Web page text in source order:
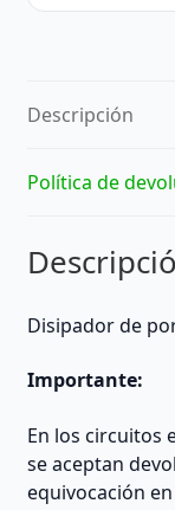
Descripción
Política de
Disipador de
Importante:
En los circuitos
se aceptan
equivocación